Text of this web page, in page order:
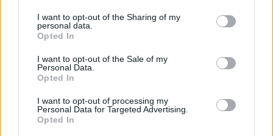
I want to opt-out of the Sharing of my
personal data.
Opted In
I want to opt-out of the Sale of my
Personal Data.
Opted In
I want to opt-out of processing my
Personal Data for Targeted Advertising.
Opted In
ΔΕΙΤΕ ΕΠΙΣΗΣ
ΣΤΗΝ ΙΔΙΑ ΚΑΤΗΓΟΡΙΑ
προλάβεις